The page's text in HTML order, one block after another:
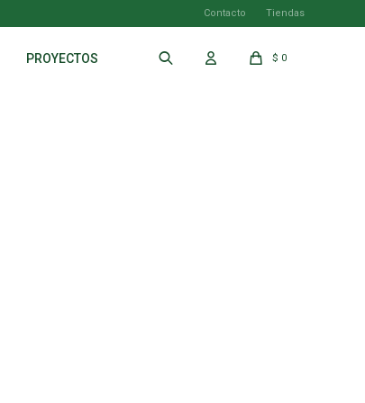
PROYECTOS $ 0
Contacto Tiendas